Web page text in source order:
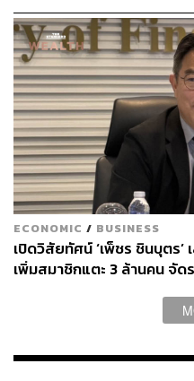
TAGS: คสช. พรรคเพื่อไทย
ECONOMIC / BUSINESS
เปิดวิสัยทัศน์ ‘เพ็ชร ชินบุตร’
เพิ่มสมาชิกแตะ 3 ล้านคน จัด